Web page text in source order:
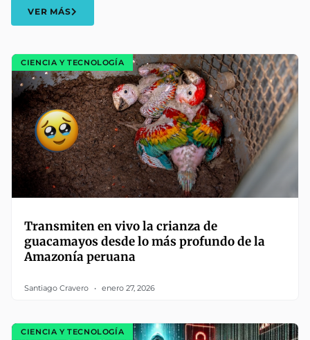
VER MÁS
CIENCIA Y TECNOLOGÍA
Transmiten en vivo la crianza de
guacamayos desde lo más profundo de la
Amazonía peruana
Santiago Cravero enero 27, 2026
CIENCIA Y TECNOLOGÍA